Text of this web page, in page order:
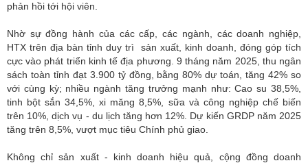
phản hồi tới hội viên.
Nhờ sự đồng hành của các cấp, các ngành, các doanh nghiệp,
HTX trên địa bàn tỉnh duy trì sản xuất, kinh doanh, đóng góp tích
cực vào phát triển kinh tế địa phương. 9 tháng năm 2025, thu ngân
sách toàn tỉnh đạt 3.900 tỷ đồng, bằng 80% dự toán, tăng 42% so
với cùng kỳ; nhiều ngành tăng trưởng mạnh như: Cao su 38,5%,
tinh bột sắn 34,5%, xi măng 8,5%, sữa và công nghiệp chế biến
trên 10%, dịch vụ - du lịch tăng hơn 12%. Dự kiến GRDP năm 2025
tăng trên 8,5%, vượt mục tiêu Chính phủ giao.
Không chỉ sản xuất - kinh doanh hiệu quả, cộng đồng doanh